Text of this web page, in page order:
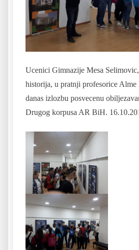
Ucenici Gimnazije Mesa
historija, u pratnji profesorice Alme
danas izlozbu posvecenu
Drugog korpusa AR BiH.